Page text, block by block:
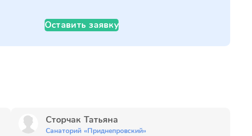
Оставить заявку
Сторчак Татьяна
Санаторий «Приднепровский»